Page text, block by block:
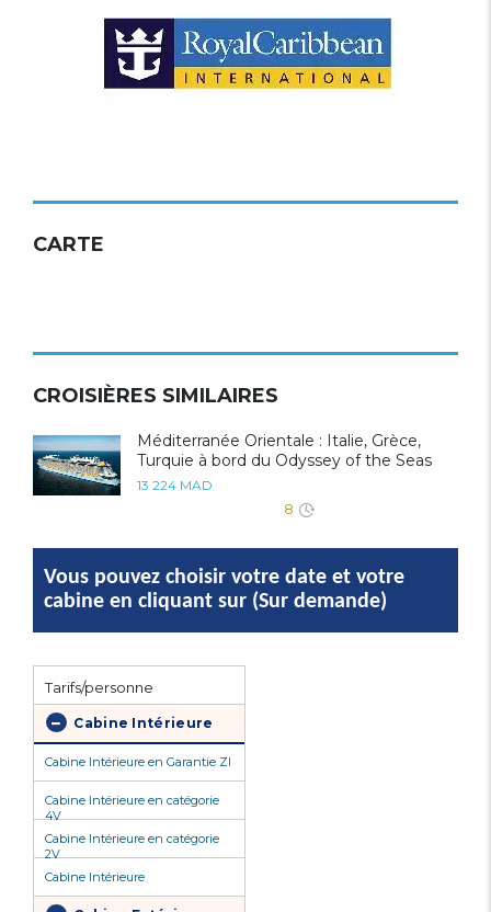
CARTE
CROISIÈRES SIMILAIRES
Méditerranée Orientale : Italie, Grèce,
Turquie à bord du Odyssey of the Seas
13 224 MAD
8
Vous pouvez choisir votre date et votre
cabine en cliquant sur (Sur demande)
Tarifs/personne
Cabine Intérieure
Cabine Intérieure en Garantie ZI
Cabine Intérieure en catégorie
4V
Cabine Intérieure en catégorie
2V
Cabine Intérieure